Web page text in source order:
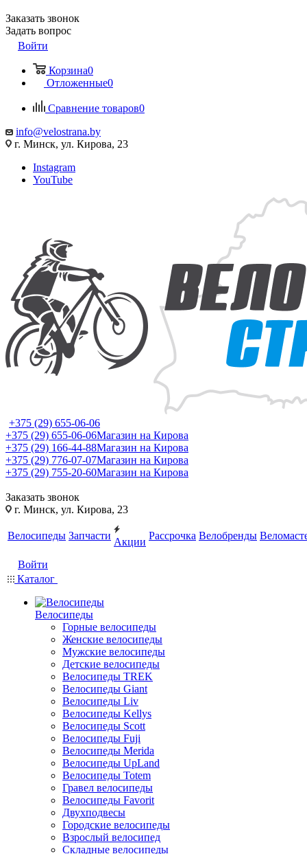
Заказать звонок
Задать вопрос
Войти
Корзина0
Отложенные0
Сравнение товаров0
info@velostrana.by
г. Минск, ул. Кирова, 23
Instagram
YouTube
+375 (29) 655-06-06
+375 (29) 655-06-06Магазин на Кирова
+375 (29) 166-44-88Магазин на Кирова
+375 (29) 776-07-07Магазин на Кирова
+375 (29) 755-20-60Магазин на Кирова
Заказать звонок
г. Минск, ул. Кирова, 23
Велосипеды Запчасти
Акции
Рассрочка Велобренды
Войти
Каталог
Велосипеды
Горные велосипеды
Женские велосипеды
Мужские велосипеды
Детские велосипеды
Велосипеды TREK
Велосипеды Giant
Велосипеды Liv
Велосипеды Kellys
Велосипеды Scott
Велосипеды Fuji
Велосипеды Merida
Велосипеды UpLand
Велосипеды Totem
Гравел велосипеды
Велосипеды Favorit
Двухподвесы
Городские велосипеды
Взрослый велосипед
Складные велосипеды